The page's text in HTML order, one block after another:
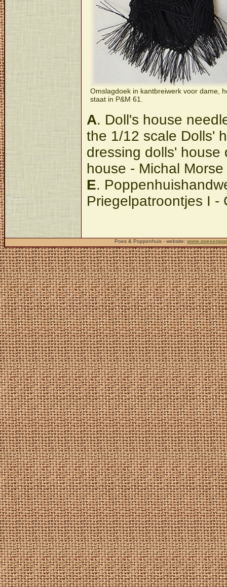
Omslagdoek in kantbreiwerk voor dame,
staat in P&M 61.
A. Doll's house
the 1/12 scale Dolls'
dressing dolls'
house - Michal Morse
E.
Priegelpatroontjes I -
Poes & Poppenhuis - website: